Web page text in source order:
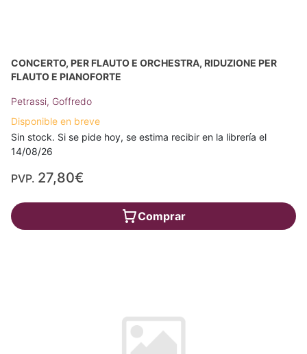
CONCERTO, PER FLAUTO E ORCHESTRA, RIDUZIONE PER
FLAUTO E PIANOFORTE
Petrassi, Goffredo
Disponible en breve
Sin stock. Si se pide hoy, se estima recibir en la librería el
14/08/26
PVP. 27,80€
Comprar